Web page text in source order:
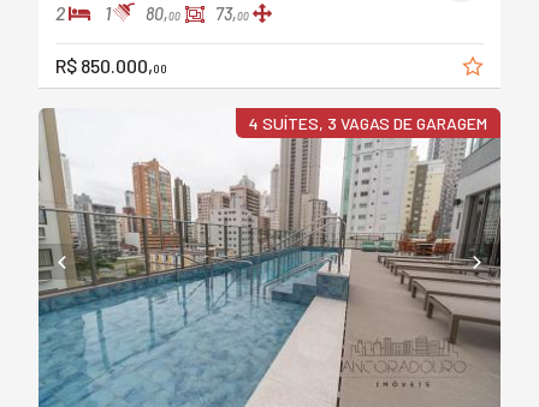
2 1 80,00 73,00
R$ 850.000,00
4 SUÍTES, 3 VAGAS DE GARAGEM